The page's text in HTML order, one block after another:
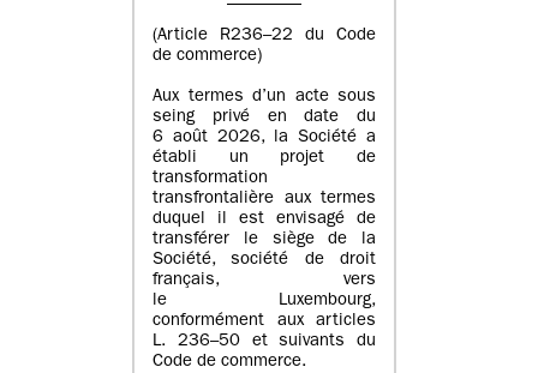
(Article R236–22 du Code
de commerce)
Aux termes d’un acte sous
seing privé en date du
6 août 2026, la Société a
établi un projet de
transformation
transfrontalière aux termes
duquel il est envisagé de
transférer le siège de la
Société, société de droit
français, vers
le Luxembourg,
conformément aux articles
L. 236–50 et suivants du
Code de commerce.